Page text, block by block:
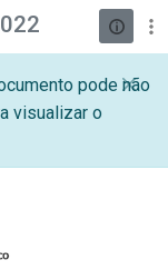
pode não
visualizar o